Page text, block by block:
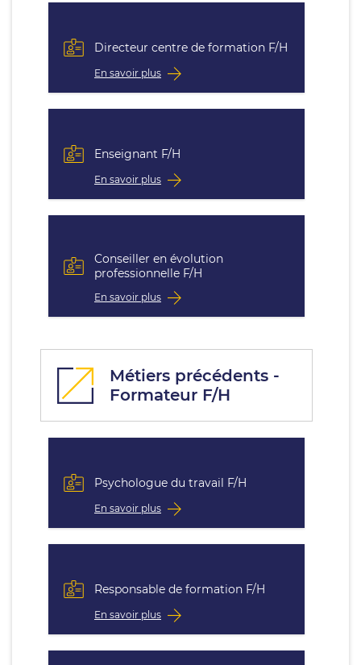
Directeur centre de formation F/H
En savoir plus
Enseignant F/H
En savoir plus
Conseiller en évolution
professionnelle F/H
En savoir plus
Métiers précédents -
Formateur F/H
Psychologue du travail F/H
En savoir plus
Responsable de formation F/H
En savoir plus